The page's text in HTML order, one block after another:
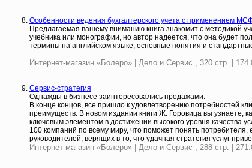
Особенности ведения бухгалтерского учета с применением
Предлагаемая вашему вниманию книга знакомит с методикой
учебника или монографии, но автор надеется, что она будет
термины на английском языке, основные понятия и
Интернет-магазин «Болеро» | Дело и Сервис , 320 стр. |
Сервис-стратегия
Однажды в бизнесе заинтересовались продажами.
В конце концов, все пришло к удовлетворению потребностей
преимуществ. В новом издании книги Ж. Горовица вы узнаете,
ключевым элементом в достижении высокого уровня качества
100 компаний по всему миру, что поможет понять
руководителей, верящих в то, что удачная стратегия услуг
Интернет-магазин «Болеро» | Дело и Сервис , 288 стр. |